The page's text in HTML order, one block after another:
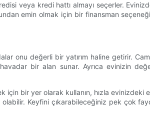
veya kredi hattı almayı seçerler.
emin olmak için bir finansman
onu değerli bir yatırım haline getirir.
bir alan sunar. Ayrıca evinizin
bir yer olarak kullanın, hızla
Keyfini çıkarabileceğiniz pek çok